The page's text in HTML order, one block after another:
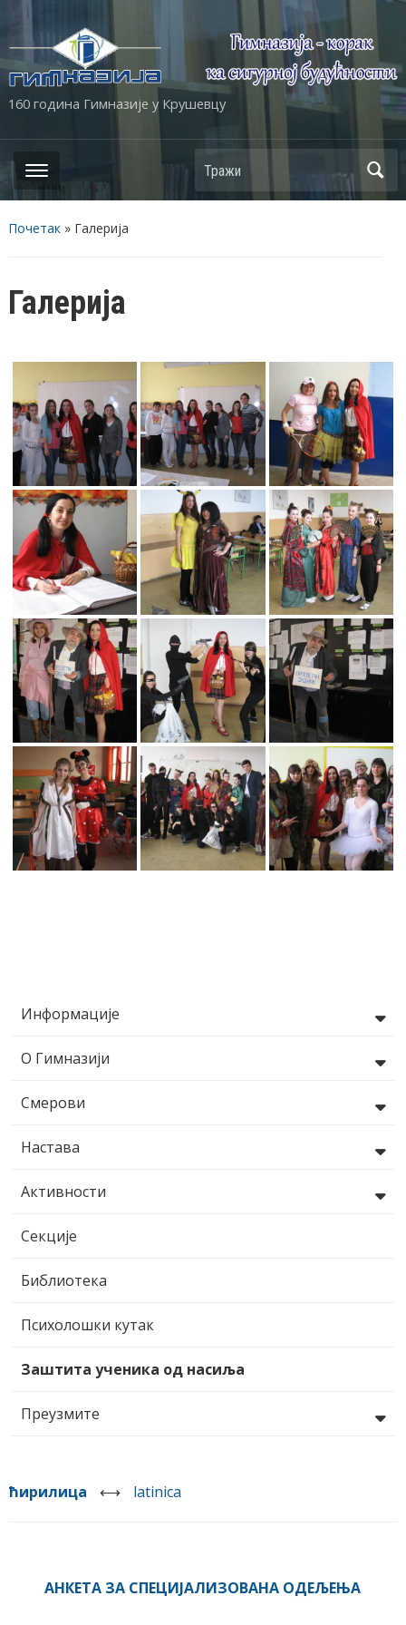
160 година Гимназије у Крушевцу
Почетак» Галерија
Информације
О Гимназији
Смерови
Настава
Активности
Секције
Библиотека
Психолошки кутак
Заштита ученика од насиља
Преузмите
Галерија
ћирилица ⟷ latinica
АНКЕТА ЗА СПЕЦИЈАЛИЗОВАНА ОДЕЉЕЊА